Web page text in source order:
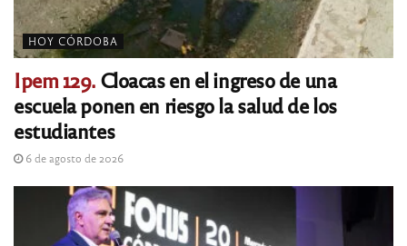
HOY CÓRDOBA
Ipem 129. Cloacas en el ingreso de una
escuela ponen en riesgo la salud de los
estudiantes
6 de agosto de 2026